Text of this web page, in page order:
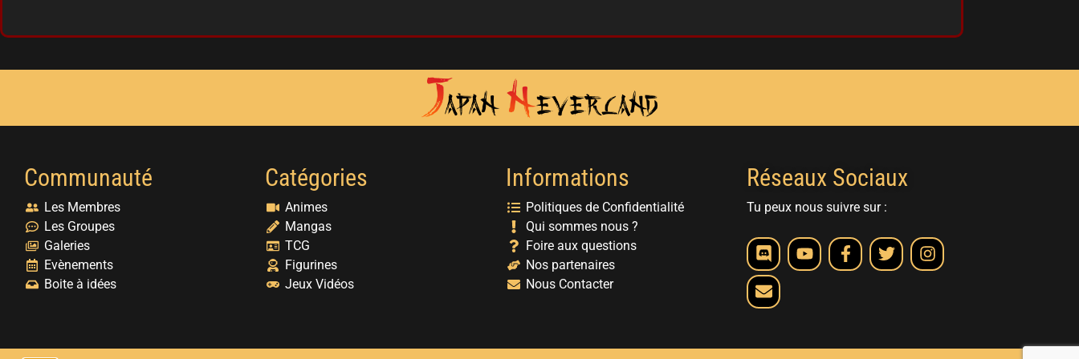
Communauté
Les Membres
Les Groupes
Galeries
Evènements
Boite à idées
Catégories
Animes
Mangas
TCG
Figurines
Jeux Vidéos
Informations
Politiques de Confidentialité
Qui sommes nous ?
Foire aux questions
Nos partenaires
Nous Contacter
Réseaux Sociaux
Tu peux nous suivre sur :